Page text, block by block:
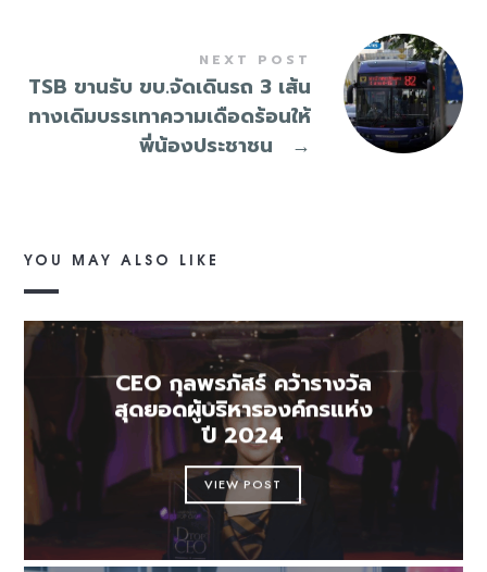
NEXT POST
TSB ขานรับ ขบ.จัดเดินรถ 3 เส้น
ทางเดิมบรรเทาความเดือดร้อนให้
พี่น้องประชาชน
→
YOU MAY ALSO LIKE
CEO กุลพรภัสร์ คว้ารางวัล
สุดยอดผู้บริหารองค์กรแห่ง
ปี 2024
VIEW POST